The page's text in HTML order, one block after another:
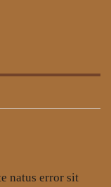
natus error sit